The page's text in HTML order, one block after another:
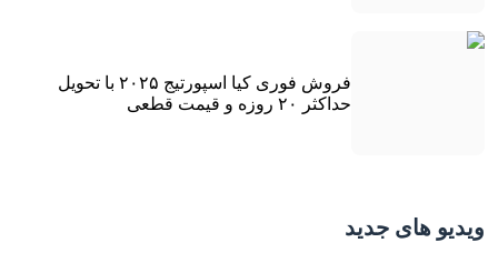
فروش فوری کیا اسپورتیج ۲۰۲۵ با تحویل
حداکثر ۲۰ روزه و قیمت قطعی
ویدیو های جدید